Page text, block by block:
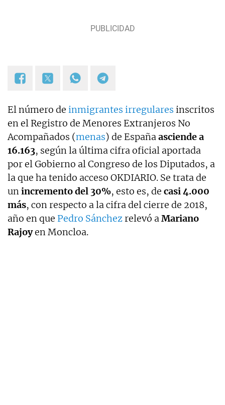
El número de inmigrantes irregulares inscritos
en el Registro de Menores Extranjeros No
Acompañados (menas) de Españaasciende a
16.163, según la última cifra oficial aportada
por el Gobierno al Congreso de los Diputados, a
la que ha tenido acceso OKDIARIO. Se trata de
unincremento del 30%, esto es, de casi 4.000
más, con respecto a la cifra del cierre de 2018,
año en que Pedro Sánchezrelevó aMariano
Rajoyen Moncloa.